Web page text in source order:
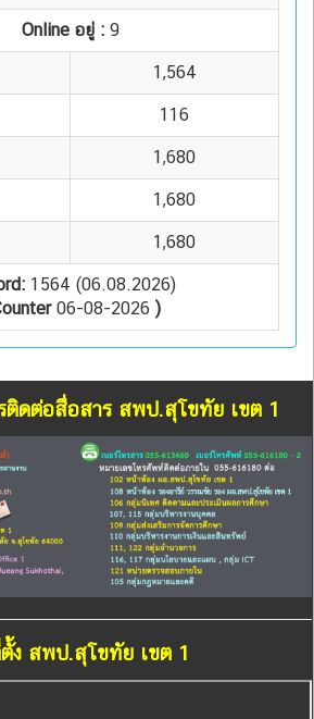
Online อยู่ : 9
1,564
116
1,680
1,680
1,680
1564 (06.08.2026)
06-08-2026 )
ติดต่อสื่อสาร สพป.สุโขทัย เขต 1
ง สพป.สุโขทัย เขต 1